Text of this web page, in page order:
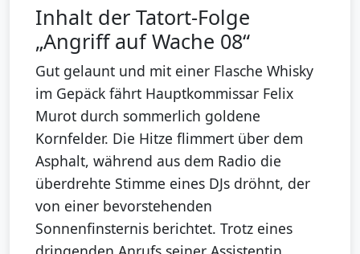
Inhalt der Tatort-Folge
„Angriff auf Wache 08“
Gut gelaunt und mit einer Flasche Whisky
im Gepäck fährt Hauptkommissar Felix
Murot durch sommerlich goldene
Kornfelder. Die Hitze flimmert über dem
Asphalt, während aus dem Radio die
überdrehte Stimme eines DJs dröhnt, der
von einer bevorstehenden
Sonnenfinsternis berichtet. Trotz eines